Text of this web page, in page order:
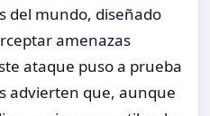
del mundo, diseñado
amenazas
ataque puso a prueba
advierten que, aunque